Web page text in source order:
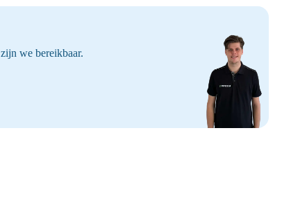
we bereikbaar.